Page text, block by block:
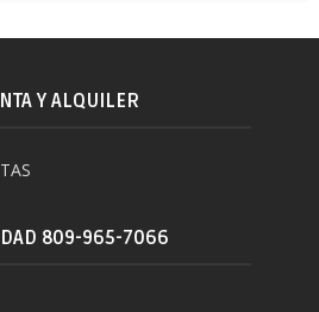
Y ALQUILER
809-965-7066